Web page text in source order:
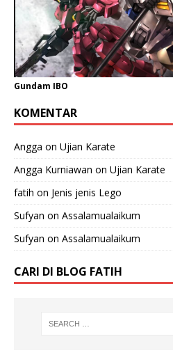
Gundam IBO
KOMENTAR
Angga on Ujian Karate
Angga Kurniawan on Ujian Karate
fatih on Jenis jenis Lego
Sufyan on Assalamualaikum
Sufyan on Assalamualaikum
CARI DI BLOG FATIH